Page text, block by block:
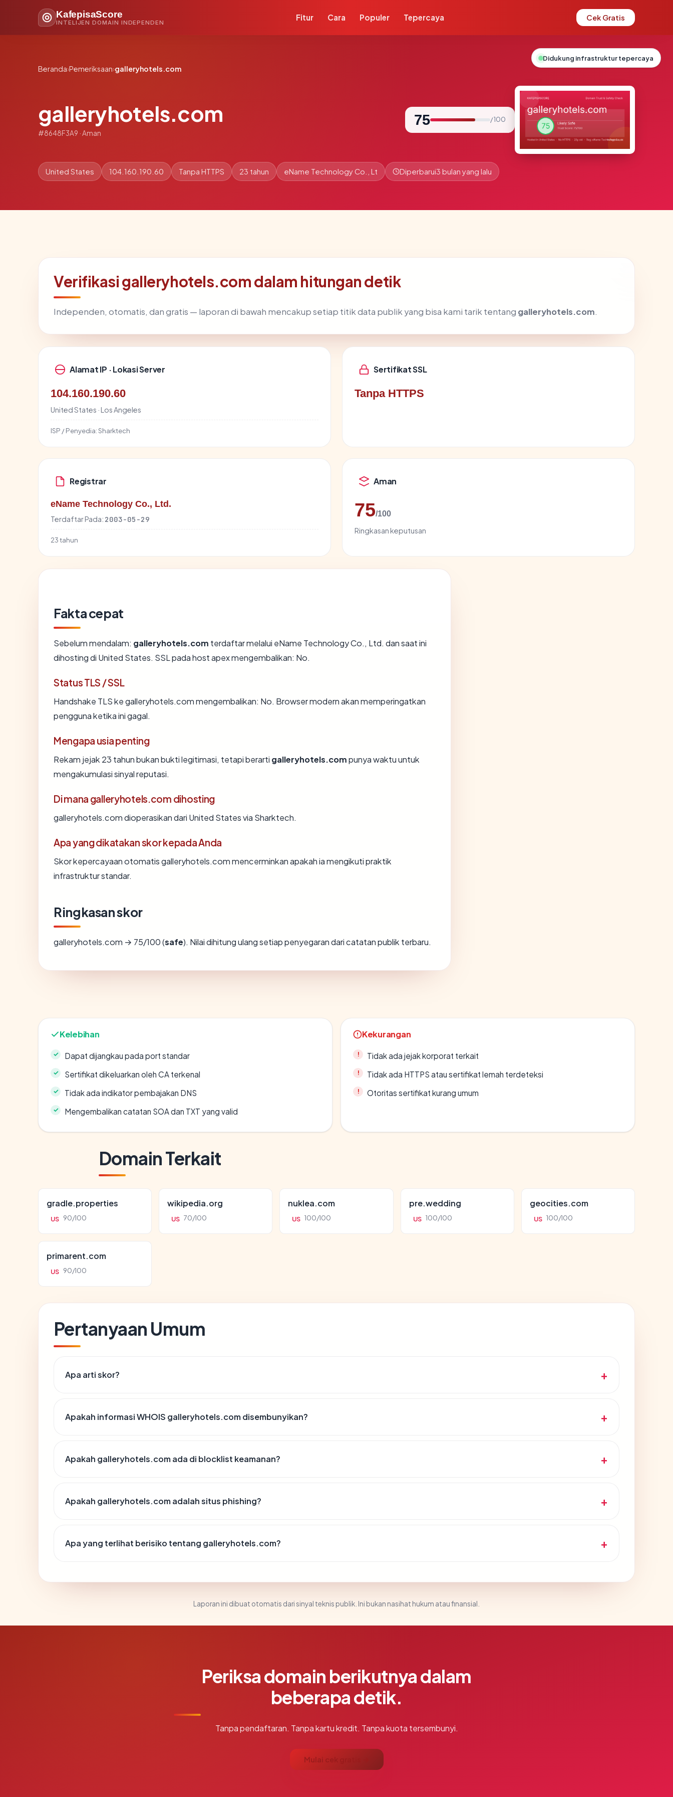
KafepisaScore
INTELIJEN DOMAIN INDEPENDEN
Fitur Cara Populer Tepercaya Cek Gratis
Beranda›Pemeriksaan›galleryhotels.com
galleryhotels.com
#8648F3A9 · Aman
75 / 100
United States 104.160.190.60 Tanpa HTTPS 23 tahun eName Technology Co., Lt Diperbarui3 bulan yang lalu
Verifikasi galleryhotels.com dalam hitungan detik
Independen, otomatis, dan gratis — laporan di bawah mencakup setiap titik data publik yang bisa kami tarik tentang galleryhotels.com.
Alamat IP · Lokasi Server
104.160.190.60
United States · Los Angeles
ISP / Penyedia:Sharktech
Sertifikat SSL
Tanpa HTTPS
Registrar
eName Technology Co., Ltd.
Terdaftar Pada: 2003-05-29
23 tahun
Aman
75/100
Ringkasan keputusan
Fakta cepat
Sebelum mendalam: galleryhotels.com terdaftar melalui eName Technology Co., Ltd. dan saat ini
dihosting di United States. SSL pada host apex mengembalikan: No.
Status TLS / SSL
Handshake TLS ke galleryhotels.com mengembalikan: No. Browser modern akan memperingatkan
pengguna ketika ini gagal.
Mengapa usia penting
Rekam jejak 23 tahun bukan bukti legitimasi, tetapi berarti galleryhotels.compunya waktu untuk
mengakumulasi sinyal reputasi.
Di mana galleryhotels.com dihosting
galleryhotels.com dioperasikan dari United States via Sharktech.
Apa yang dikatakan skor kepada Anda
Skor kepercayaan otomatis galleryhotels.com mencerminkan apakah ia mengikuti praktik
infrastruktur standar.
Ringkasan skor
galleryhotels.com → 75/100 (safe). Nilai dihitung ulang setiap penyegaran dari catatan publik terbaru.
Kelebihan
Dapat dijangkau pada port standar
Sertifikat dikeluarkan oleh CA terkenal
Tidak ada indikator pembajakan DNS
Mengembalikan catatan SOA dan TXT yang valid
Kekurangan
Tidak ada jejak korporat terkait
Tidak ada HTTPS atau sertifikat lemah terdeteksi
Otoritas sertifikat kurang umum
Domain Terkait
gradle.properties
US 90/100
wikipedia.org
US 70/100
nuklea.com
US 100/100
pre.wedding
US 100/100
geocities.com
US 100/100
primarent.com
US 90/100
Pertanyaan Umum
Apa arti skor?
Apakah informasi WHOIS galleryhotels.com disembunyikan?
Apakah galleryhotels.com ada di blocklist keamanan?
Apakah galleryhotels.com adalah situs phishing?
Apa yang terlihat berisiko tentang galleryhotels.com?
Laporan ini dibuat otomatis dari sinyal teknis publik. Ini bukan nasihat hukum atau finansial.
Periksa domain berikutnya dalam
beberapa detik.
Tanpa pendaftaran. Tanpa kartu kredit. Tanpa kuota tersembunyi.
Mulai cek gratis →
Didukung infrastruktur tepercaya